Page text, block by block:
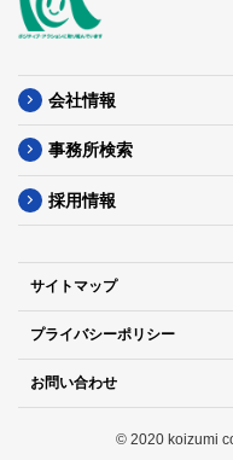
会社情報
事務所検索
採用情報
サイトマップ
プライバシーポリシー
お問い合わせ
© 2020 koizumi